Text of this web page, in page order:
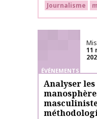
Journalisme
ÉVÉNEMENTS
11
Analyser